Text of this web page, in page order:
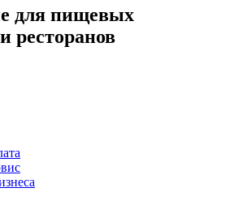
для пищевых
ресторанов